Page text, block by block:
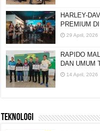
HARLEY-
PREMIUM
29 April, 2026
RAPIDO
DAN UMUM
14 April, 2026
TEKNOLOGI